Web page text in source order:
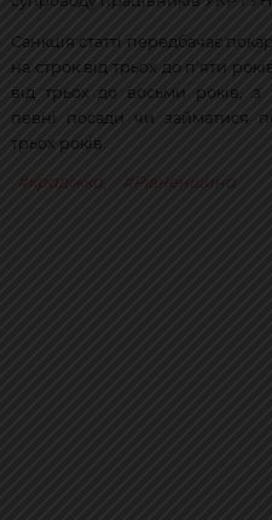
Санкція статті передбачає
на строк від трьох до п'яти
від трьох до восьми років, з
певні посади чи займатися
трьох років.
крадіжка Рівненщина